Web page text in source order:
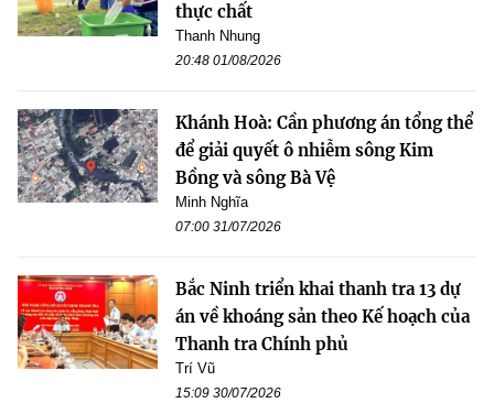
thực chất
Thanh Nhung
20:48 01/08/2026
Khánh Hoà: Cần phương án tổng thể
để giải quyết ô nhiễm sông Kim
Bồng và sông Bà Vệ
Minh Nghĩa
07:00 31/07/2026
Bắc Ninh triển khai thanh tra 13 dự
án về khoáng sản theo Kế hoạch của
Thanh tra Chính phủ
Trí Vũ
15:09 30/07/2026